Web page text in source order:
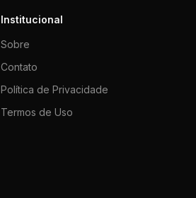
Institucional
Sobre
Contato
Política de Privacidade
Termos de Uso